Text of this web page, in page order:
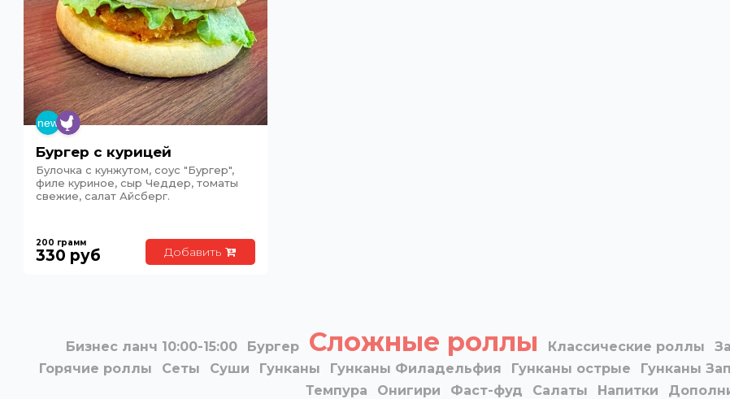
Бургер с курицей
Булочка с кунжутом, соус "Бургер",
филе куриное, сыр Чеддер, томаты
свежие, салат Айсберг.
200 грамм
330 руб Добавить
Бизнес ланч 10:00-15:00 Бургер Сложные роллы Классические роллы
Горячие роллы
Сеты Суши Гунканы Гунканы Филадельфия Гунканы острые Гунканы
Темпура
Онигири Фаст-фуд Салаты Напитки